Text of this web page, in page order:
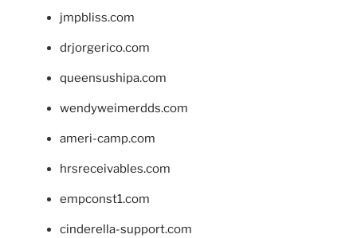
jmpbliss.com
drjorgerico.com
queensushipa.com
wendyweimerdds.com
ameri-camp.com
hrsreceivables.com
empconst1.com
cinderella-support.com